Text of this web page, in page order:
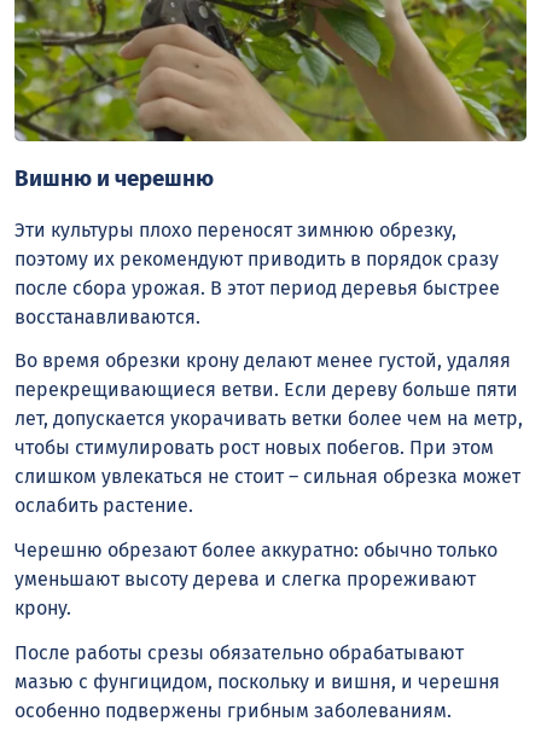
Вишню и черешню
Эти культуры плохо переносят зимнюю обрезку,
поэтому их рекомендуют приводить в порядок сразу
после сбора урожая. В этот период деревья быстрее
восстанавливаются.
Во время обрезки крону делают менее густой, удаляя
перекрещивающиеся ветви. Если дереву больше пяти
лет, допускается укорачивать ветки более чем на метр,
чтобы стимулировать рост новых побегов. При этом
слишком увлекаться не стоит – сильная обрезка может
ослабить растение.
Черешню обрезают более аккуратно: обычно только
уменьшают высоту дерева и слегка прореживают
крону.
После работы срезы обязательно обрабатывают
мазью с фунгицидом, поскольку и вишня, и черешня
особенно подвержены грибным заболеваниям.